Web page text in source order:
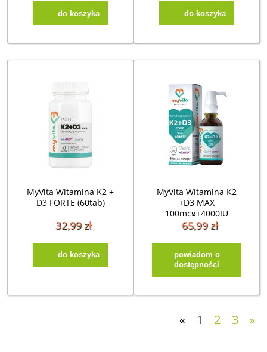
do koszyka do koszyka
MyVita Witamina K2 +
D3 FORTE (60tab)
32,99 zł
do koszyka
MyVita Witamina K2
+D3 MAX
100mcg+4000IU
krople (30ml)
65,99 zł
powiadom o
dostępności
« 1 2 3 »